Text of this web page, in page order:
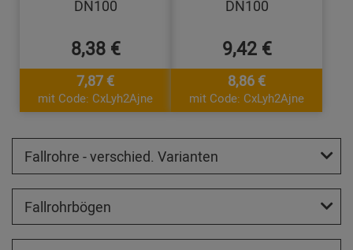
DN100
8,38 €
7,87 €
mit Code: CxLyh2Ajne
DN100
9,42 €
8,86 €
mit Code: CxLyh2Ajne
Fallrohre - verschied. Varianten
Fallrohrbögen